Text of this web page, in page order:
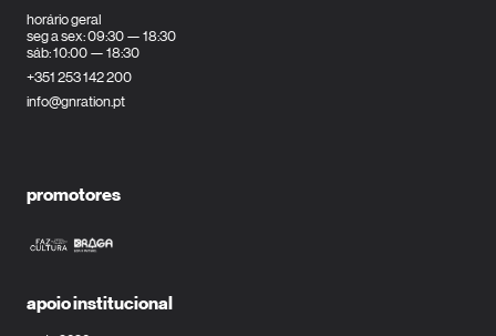
horário geral
seg a sex: 09:30 — 18:30
sáb: 10:00 — 18:30
+351 253 142 200
info@gnration.pt
promotores
apoio institucional